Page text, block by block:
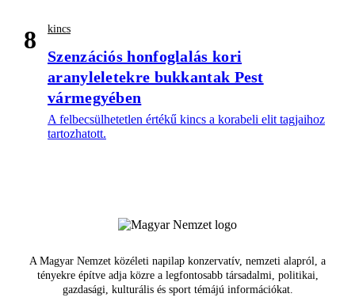
8 kincs
Szenzációs honfoglalás kori
aranyleletekre bukkantak Pest
vármegyében
A felbecsülhetetlen értékű kincs a korabeli elit tagjaihoz
tartozhatott.
A Magyar Nemzet közéleti napilap konzervatív, nemzeti alapról, a
tényekre építve adja közre a legfontosabb társadalmi, politikai,
gazdasági, kulturális és sport témájú információkat.